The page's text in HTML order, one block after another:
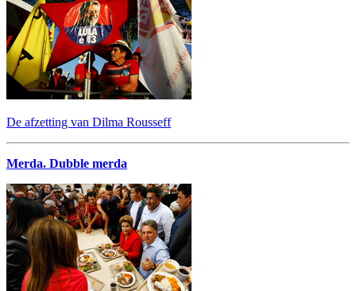
De afzetting van Dilma Rousseff
Merda. Dubble merda